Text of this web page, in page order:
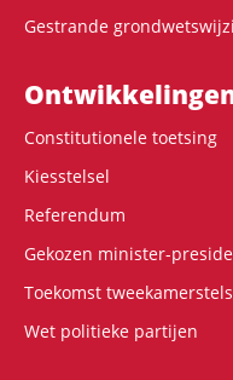
Gestrande
Constitutionele toetsing
Kiesstelsel
Referendum
Gekozen minister-
Toekomst
Wet politieke partijen